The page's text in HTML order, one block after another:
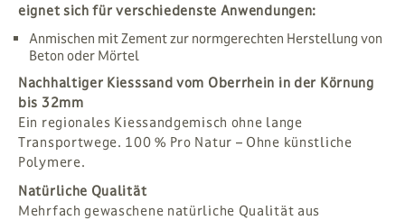
eignet sich für verschiedenste Anwendungen:
Anmischen mit Zement zur normgerechten Herstellung von
Beton oder Mörtel
Nachhaltiger Kiesssand vom Oberrhein in der Körnung
bis 32mm
Ein regionales Kiessandgemisch ohne lange
Transportwege. 100 % Pro Natur – Ohne künstliche
Polymere.
Natürliche Qualität
Mehrfach gewaschene natürliche Qualität aus